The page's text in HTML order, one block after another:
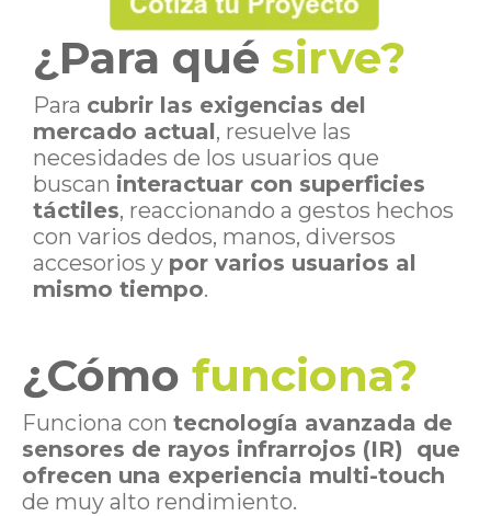
¿Para qué sirve?
Para cubrir las exigencias del
mercado actual, resuelve las
necesidades de los usuarios que
buscan interactuar con superficies
táctiles, reaccionando a gestos hechos
con varios dedos, manos, diversos
accesorios y por varios usuarios al
mismo tiempo.
¿Cómo funciona?
Funciona con tecnología avanzada de
sensores de rayos infrarrojos (IR) que
ofrecen una experiencia multi-touch
de muy alto rendimiento.